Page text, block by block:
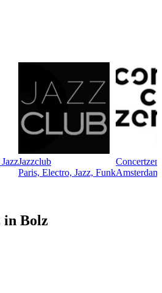
Jazzclub
Paris, Electro, Jazz, Funk
in Bolz